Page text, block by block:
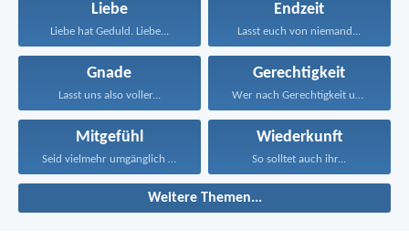
Liebe
Liebe hat Geduld. Liebe...
Endzeit
Lasst euch von niemand...
Gnade
Lasst uns also voller...
Gerechtigkeit
Wer nach Gerechtigkeit und...
Mitgefühl
Seid vielmehr umgänglich und...
Wiederkunft
So solltet auch ihr...
Weitere Themen...